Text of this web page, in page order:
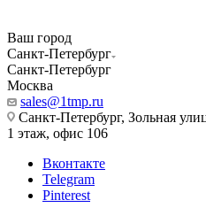
Ваш город
Санкт-Петербург
Санкт-Петербург
Москва
sales@1tmp.ru
Санкт-Петербург, Зольная
1 этаж, офис 106
Вконтакте
Telegram
Pinterest